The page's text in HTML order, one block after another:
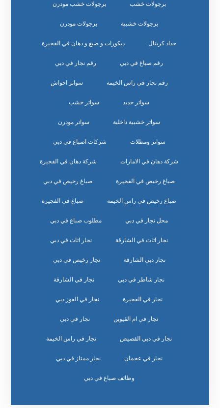
برجولات خشب برجولات خشب مودرن
برجولات خشبية برجولات مودرن
حداد كريتال ديكورات و صبغ و دهان في الفجيرة
رقم صباغ في دبي رقم نجار في دبي
رقم نجار في راس الخيمة سواتر احواش
سواتر حديد سواتر خشب
سواتر خشبية داخلية سواتر مودرن
سواتر ومظلات شركات اصباغ في دبي
شركة دهان في الامارات شركة دهان في الفجيرة
صباغ رخيص في الفجيرة صباغ رخيص في دبي
صباغ رخيص في راس الخيمة صباغ في الفجيرة
محل نجار في دبي مطلوب صباغ في دبي
نجار اثاث في الشارقة نجار اثاث في دبي
نجار دبي الشارقة نجار رخيص في دبي
نجار شاطر في دبي نجار في الشارقة
نجار في الفجيرة نجار في القوز دبي
نجار في ام القيوين نجار في دبي
نجار في دبي القصيص نجار في راس الخيمة
نجار في عجمان نجار ممتاز في دبي
وظائف صباغ في دبي